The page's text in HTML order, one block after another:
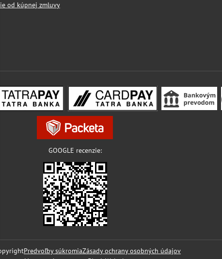
od kúpnej zmluvy
GOOGLE recenzie:
Predvoľby súkromiaZásady ochrany osobných údajov